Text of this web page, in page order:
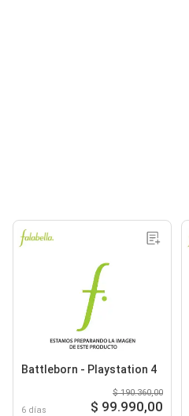
Battleborn - Playstation 4
6 días
$ 190.360,00
$ 99.990,00